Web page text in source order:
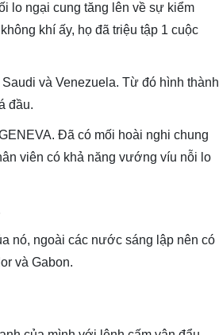
lo ngại cung tăng lên về sự kiểm
khí ấy, họ đã triệu tập 1 cuộc
và Venezuela. Từ đó hình thành
đầu.
Đã có mối hoài nghi chung
viên có khả năng vướng víu nỗi lo
nó, ngoài các nước sáng lập nên có
và Gabon.